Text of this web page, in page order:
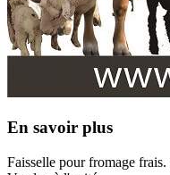
En savoir plus
Faisselle pour fromage